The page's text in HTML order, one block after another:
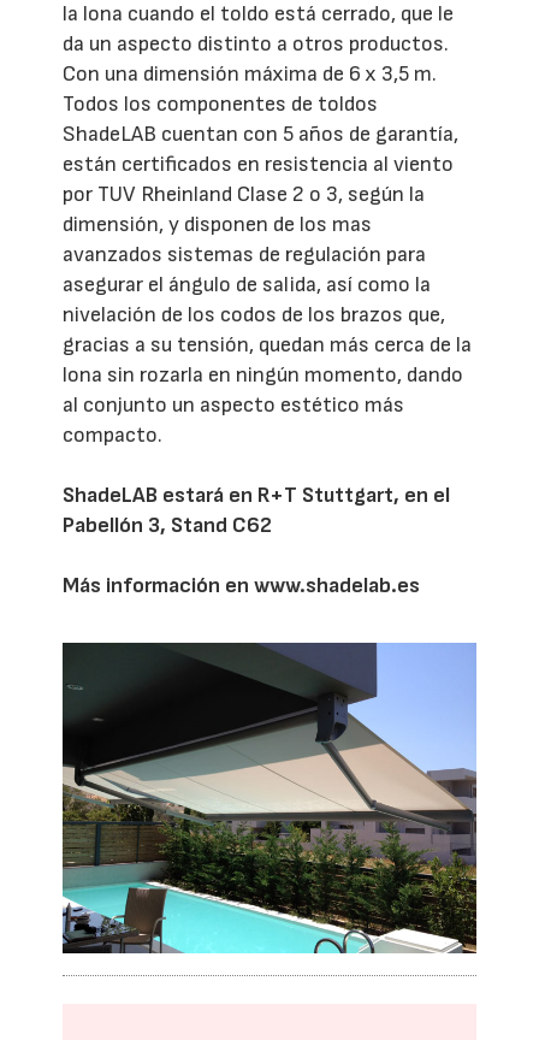
la lona cuando el toldo está cerrado, que le
da un aspecto distinto a otros productos.
Con una dimensión máxima de 6 x 3,5 m.
Todos los componentes de toldos
ShadeLAB cuentan con 5 años de garantía,
están certificados en resistencia al viento
por TUV Rheinland Clase 2 o 3, según la
dimensión, y disponen de los mas
avanzados sistemas de regulación para
asegurar el ángulo de salida, así como la
nivelación de los codos de los brazos que,
gracias a su tensión, quedan más cerca de la
lona sin rozarla en ningún momento, dando
al conjunto un aspecto estético más
compacto.
ShadeLAB estará en R+T Stuttgart, en el
Pabellón 3, Stand C62
Más información enwww.shadelab.es